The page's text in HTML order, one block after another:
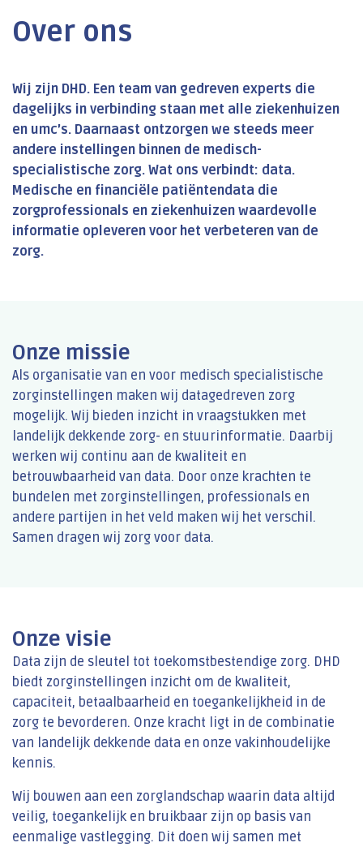
Over ons
Wij zijn DHD. Een team van gedreven experts die
dagelijks in verbinding staan met alle ziekenhuizen
en umc’s. Daarnaast ontzorgen we steeds meer
andere instellingen binnen de medisch-
specialistische zorg. Wat ons verbindt: data.
Medische en financiële patiëntendata die
zorgprofessionals en ziekenhuizen waardevolle
informatie opleveren voor het verbeteren van de
zorg.
Onze missie
Als organisatie van en voor medisch specialistische
zorginstellingen maken wij datagedreven zorg
mogelijk. Wij bieden inzicht in vraagstukken met
landelijk dekkende zorg- en stuurinformatie. Daarbij
werken wij continu aan de kwaliteit en
betrouwbaarheid van data. Door onze krachten te
bundelen met zorginstellingen, professionals en
andere partijen in het veld maken wij het verschil.
Samen dragen wij zorg voor data.
Onze visie
Data zijn de sleutel tot toekomstbestendige zorg. DHD
biedt zorginstellingen inzicht om de kwaliteit,
capaciteit, betaalbaarheid en toegankelijkheid in de
zorg te bevorderen. Onze kracht ligt in de combinatie
van landelijk dekkende data en onze vakinhoudelijke
kennis.
Wij bouwen aan een zorglandschap waarin data altijd
veilig, toegankelijk en bruikbaar zijn op basis van
eenmalige vastlegging. Dit doen wij samen met